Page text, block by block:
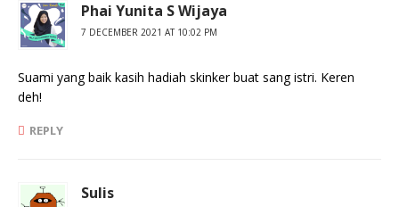
Phai Yunita S Wijaya
7 DECEMBER 2021 AT 10:02 PM
Suami yang baik kasih hadiah skinker buat sang istri. Keren
deh!
REPLY
Sulis